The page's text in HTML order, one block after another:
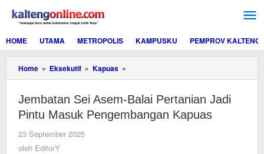
konten
HOME
UTAMA METROPOLIS KAMPUSKU PEMPROV KALTENG
Home » Eksekutif » Kapuas »
Sei
Balai
Pertanian
Jadi
Jembatan Sei Asem-Balai Pertanian Jadi
Pintu Masuk Pengembangan Kapuas
23 September 2025
oleh EditorY